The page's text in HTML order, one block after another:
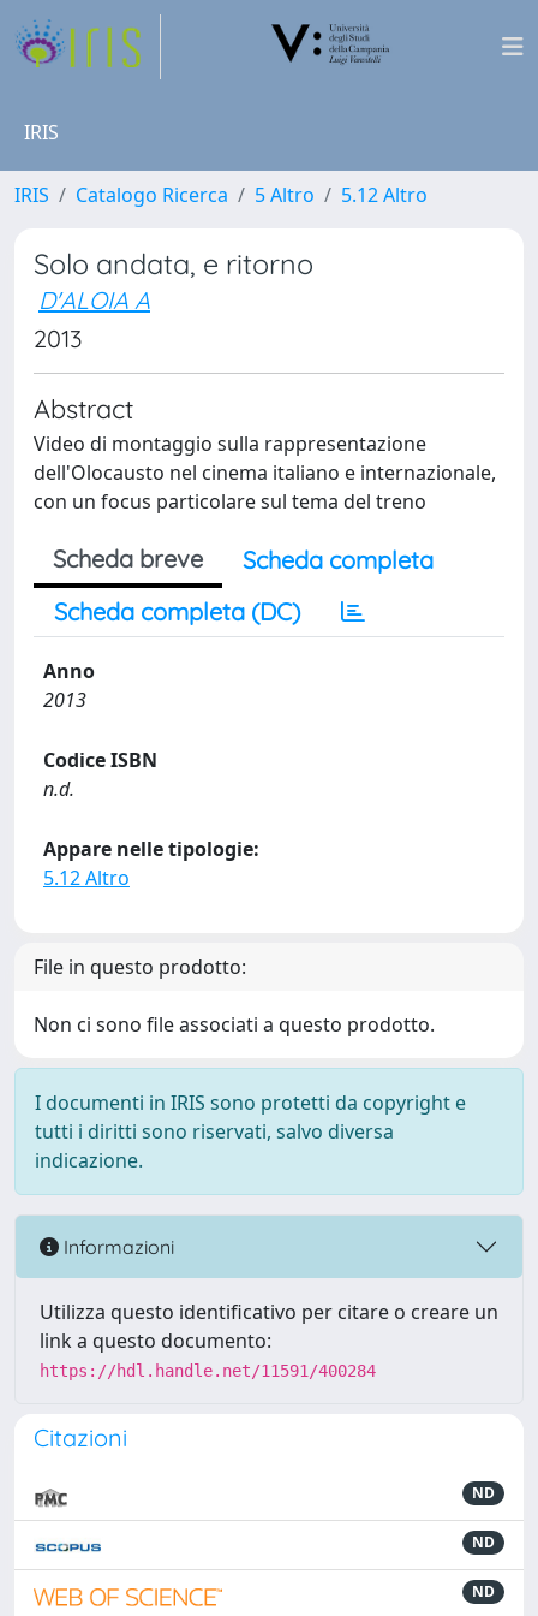
IRIS
IRIS Catalogo Ricerca 5 Altro 5.12 Altro
Solo andata, e ritorno
D'ALOIA A
2013
Abstract
Video di montaggio sulla rappresentazione
dell'Olocausto nel cinema italiano e internazionale,
con un focus particolare sul tema del treno
Scheda breve
Scheda completa
Scheda completa (DC)
Anno
2013
Codice ISBN
n.d.
Appare nelle tipologie:
5.12 Altro
File in questo prodotto:
Non ci sono file associati a questo prodotto.
I documenti in IRIS sono protetti da copyright e
tutti i diritti sono riservati, salvo diversa
indicazione.
Informazioni
Utilizza questo identificativo per citare o creare un
link a questo documento:
https://hdl.handle.net/11591/400284
Citazioni
ND
ND
ND